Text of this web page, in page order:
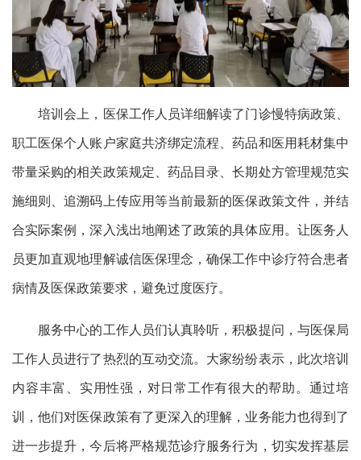
培训会上，医保工作人员详细解读了门诊慢特病政策、
职工医保个人账户家庭共济绑定流程、药品和医用耗材集中
带量采购的相关政策规定、药品目录、长期处方管理规范实
施细则、追溯码上传应用等当前最新的医保政策文件，并结
合实际案例，深入浅出地阐述了政策的具体应用。让医务人
员更加直观地理解诚信医保理念，确保工作中诊疗符合患者
病情及医保政策要求，避免过度医疗。
服务中心的工作人员们认真聆听，积极提问，与医保局
工作人员进行了热烈的互动交流。大家纷纷表示，此次培训
内容丰富、实用性强，对日常工作有很大的帮助。通过培
训，他们对医保政策有了更深入的理解，业务能力也得到了
进一步提升，今后将严格规范诊疗服务行为，切实发挥基层